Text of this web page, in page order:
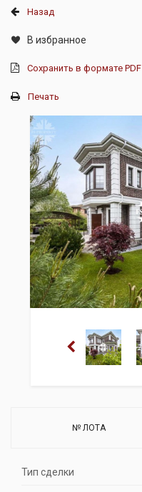
Назад
В избранное
Сохранить в формате PDF
Печать
№ ЛОТА
Тип сделки